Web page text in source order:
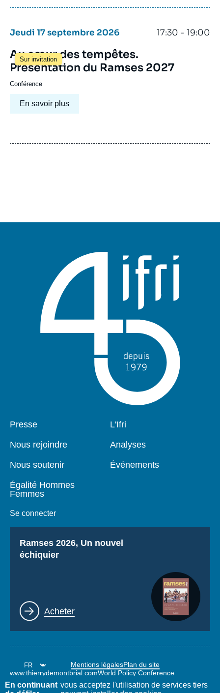
Jeudi 17 septembre 2026 17:30 - 19:00
Sur invitation
Au cœur des tempêtes.
Présentation du Ramses 2027
Conférence
En savoir plus
Pied
Presse
Nous rejoindre
Nous soutenir
Égalité Hommes
Femmes
Se connecter
Navigation
L'Ifri
Analyses
Événements
Titre
Ramses 2026, Un nouvel
échiquier
Lien
Acheter
Mentions légalesPlan du site
www.thierrydemontbrial.comWorld Policy Conference
Blog Politique étrangère
En continuant vous acceptez l'utilisation de services tiers